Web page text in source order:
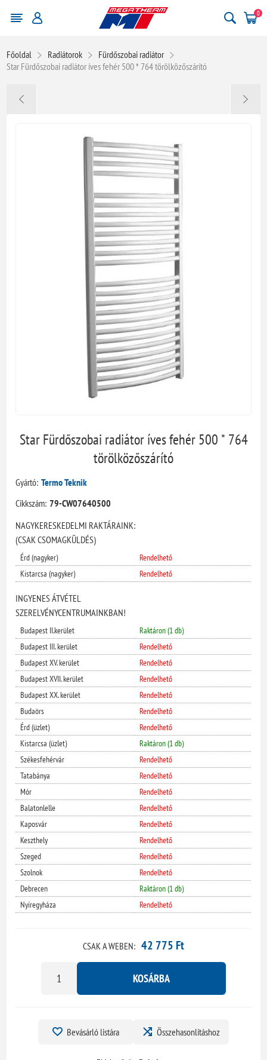
0
Főoldal Radiátorok
Fürdőszobai radiátor
Star Fürdőszobai radiátor íves fehér 500 * 764 törölközőszárító
Star Fürdőszobai radiátor íves fehér 500 * 764
törölközőszárító
Gyártó: Termo Teknik
Cikkszám: 79-CW07640500
NAGYKERESKEDELMI RAKTÁRAINK:
(CSAK CSOMAGKÜLDÉS)
Érd (nagyker)
Rendelhető
Kistarcsa (nagyker)
Rendelhető
INGYENES ÁTVÉTEL
SZERELVÉNYCENTRUMAINKBAN!
Budapest II.kerület
Raktáron (1 db)
Budapest III. kerület
Rendelhető
Budapest XV. kerület
Rendelhető
Budapest XVII. kerület
Rendelhető
Budapest XX. kerület
Rendelhető
Budaörs
Rendelhető
Érd (üzlet)
Rendelhető
Kistarcsa (üzlet)
Raktáron (1 db)
Székesfehérvár
Rendelhető
Tatabánya
Rendelhető
Mór
Rendelhető
Balatonlelle
Rendelhető
Kaposvár
Rendelhető
Keszthely
Rendelhető
Szeged
Rendelhető
Szolnok
Rendelhető
Debrecen
Raktáron (1 db)
Nyíregyháza
Rendelhető
CSAK A WEBEN: 42 775 Ft
KOSÁRBA
Bevásárló listára Összehasonlításhoz